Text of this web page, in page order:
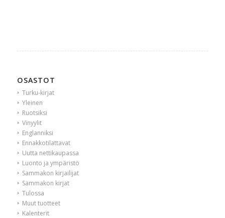
OSASTOT
Turku-kirjat
Yleinen
Ruotsiksi
Vinyylit
Englanniksi
Ennakkotilattavat
Uutta nettikaupassa
Luonto ja ympäristö
Sammakon kirjailijat
Sammakon kirjat
Tulossa
Muut tuotteet
Kalenterit